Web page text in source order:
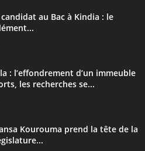
candidat au Bac à Kindia : le
: l’effondrement d’un immeuble
les recherches se...
Kourouma prend la tête de la